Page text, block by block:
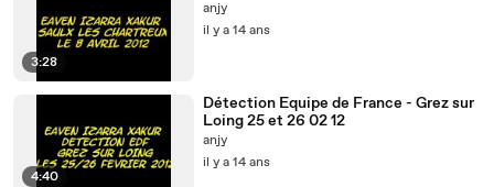
3:28
anjy
il y a 14 ans
4:40
Détection Equipe de France - Grez sur
Loing 25 et 26 02 12
anjy
il y a 14 ans